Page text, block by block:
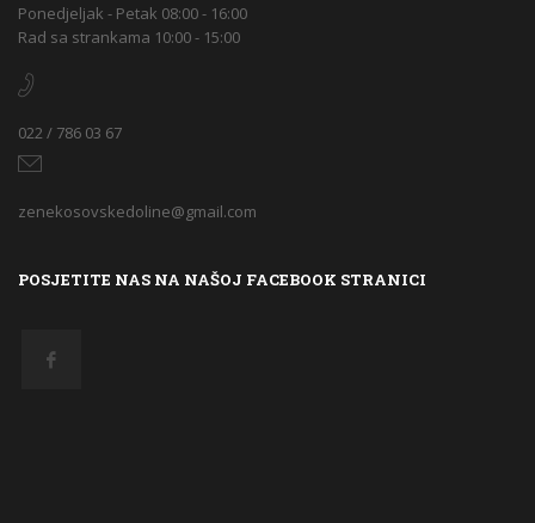
Ponedjeljak - Petak 08:00 - 16:00
Rad sa strankama 10:00 - 15:00
022 / 786 03 67
zenekosovskedoline@gmail.com
POSJETITE NAS NA NAŠOJ FACEBOOK STRANICI